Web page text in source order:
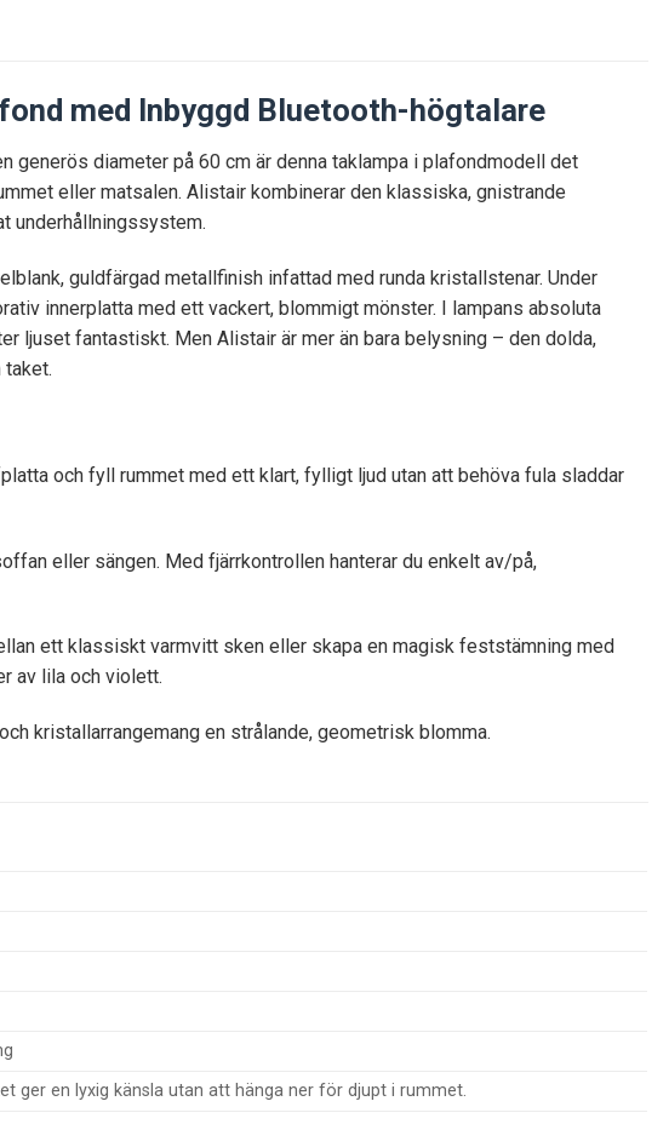
med Inbyggd Bluetooth-högtalare
generös diameter på 60 cm är denna taklampa i plafondmodell det
eller matsalen. Alistair kombinerar den klassiska, gnistrande
underhållningssystem.
guldfärgad metallfinish infattad med runda kristallstenar. Under
innerplatta med ett vackert, blommigt mönster. I lampans absoluta
ljuset fantastiskt. Men Alistair är mer än bara belysning – den dolda,
och fyll rummet med ett klart, fylligt ljud utan att behöva fula sladdar
eller sängen. Med fjärrkontrollen hanterar du enkelt av/på,
ett klassiskt varmvitt sken eller skapa en magisk feststämning med
av lila och violett.
kristallarrangemang en strålande, geometrisk blomma.
ger en lyxig känsla utan att hänga ner för djupt i rummet.